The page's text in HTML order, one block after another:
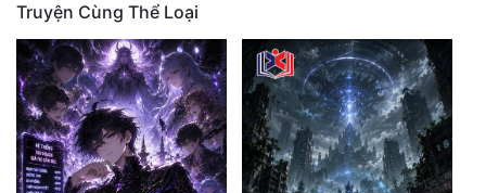
Phong Thủy - Tâm Linh
Phương Tây
Phản Phái
Quan Trường
Quân Sự
Truyện Cùng Thể Loại